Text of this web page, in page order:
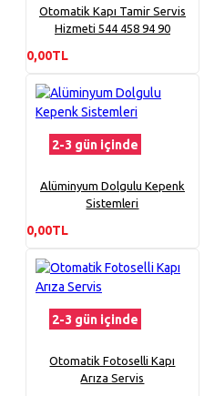
Otomatik Kapı Tamir Servis
Hizmeti 544 458 94 90
0,00TL
2-3 gün içinde
Alüminyum Dolgulu Kepenk
Sistemleri
0,00TL
2-3 gün içinde
Otomatik Fotoselli Kapı
Arıza Servis